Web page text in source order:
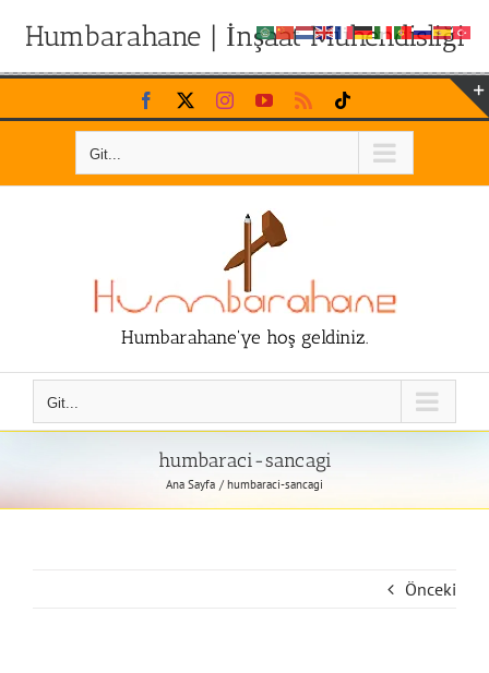
Humbarahane | İnşaat Mühendisliği
Skip
to
Facebook InstagramYouTubeRss
Git...
Humbarahane'ye hoş geldiniz.
Git...
humbaraci-sancagi
Ana Sayfa humbaraci-sancagi
Önceki